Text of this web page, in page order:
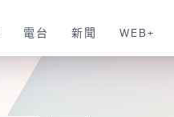
電台 新聞 WEB+